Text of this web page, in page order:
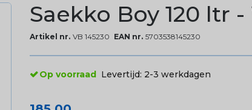
Saekko Boy 120 ltr
Artikel nr. VB 145230 EAN nr. 5703538145230
Op voorraad Levertijd: 2-3 werkdagen